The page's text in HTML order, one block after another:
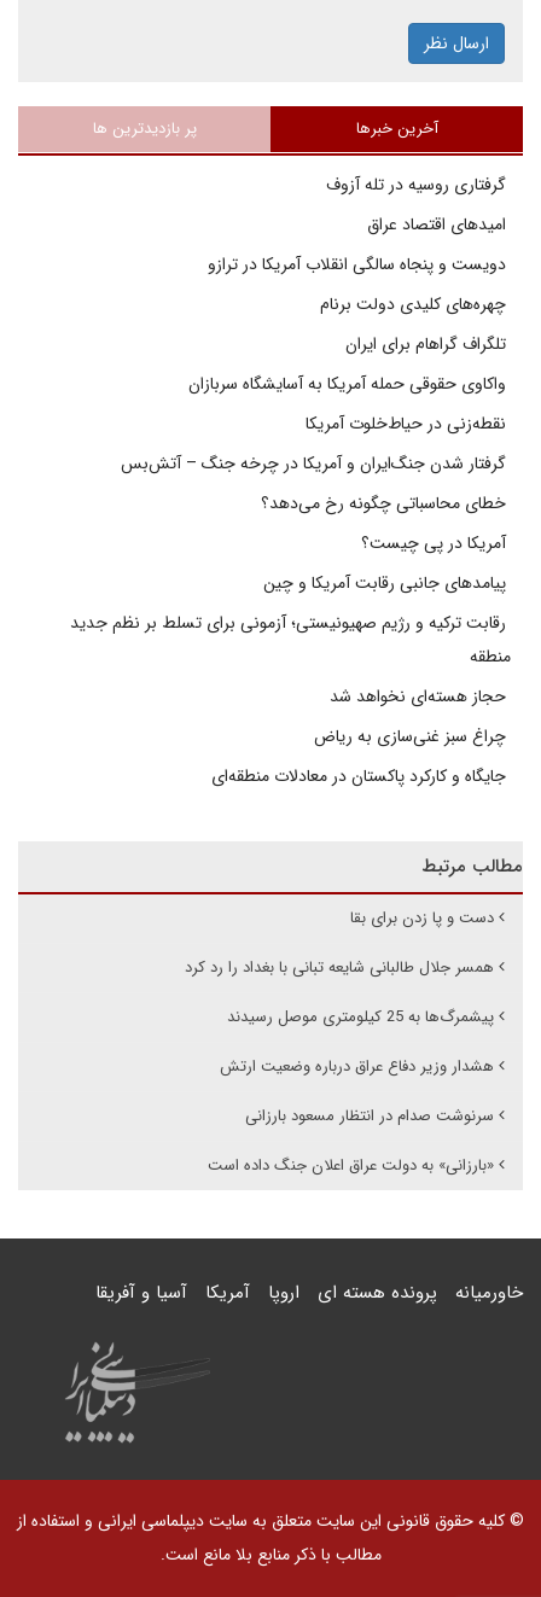
ارسال نظر
آخرین خبرها پر بازدیدترین ها
گرفتاری روسیه در تله آزوف
امیدهای اقتصاد عراق
دویست و پنجاه سالگی انقلاب آمریکا در ترازو
چهره‌های کلیدی دولت برنام
تلگراف گراهام برای ایران
واکاوی حقوقی حمله آمریکا به آسایشگاه سربازان
نقطه‌زنی در حیاط‌خلوت آمریکا
گرفتار شدن جنگ‌ایران و آمریکا در چرخه جنگ – آتش‌بس
خطای محاسباتی چگونه رخ می‌دهد؟
آمریکا در پی چیست؟
پیامدهای جانبی رقابت آمریکا و چین
رقابت ترکیه و رژیم صهیونیستی؛ آزمونی برای تسلط بر نظم جدید
منطقه
حجاز هسته‌ای نخواهد شد
چراغ سبز غنی‌سازی به ریاض
جایگاه و کارکرد پاکستان در معادلات منطقه‌ای
مطالب مرتبط
دست و پا زدن برای بقا
همسر جلال طالبانی شایعه تبانی با بغداد را رد کرد
پیشمرگ‌ها به 25 کیلومتری موصل رسیدند
هشدار وزیر دفاع عراق درباره وضعیت ارتش
سرنوشت صدام در انتظار مسعود بارزانی
«بارزانی» به دولت عراق اعلان جنگ داده است
خاورمیانه پرونده هسته ای اروپا آمریکا آسیا و آفریقا
© کلیه حقوق قانونی این سایت متعلق به سایت دیپلماسی ایرانی و استفاده از
مطالب با ذکر منابع بلا مانع است.